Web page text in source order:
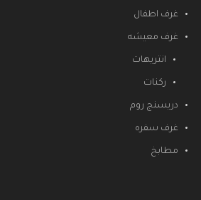
غرف اطفال
غرف معيشه
انتريهات
ركنات
دريسنج روم
غرف سفره
مطابخ